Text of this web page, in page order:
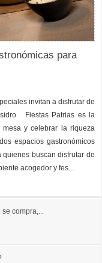
para
invitan a disfrutar de
Fiestas Patrias es la
y celebrar la riqueza
espacios gastronómicos
buscan disfrutar de
acogedor y fes...
compra,...